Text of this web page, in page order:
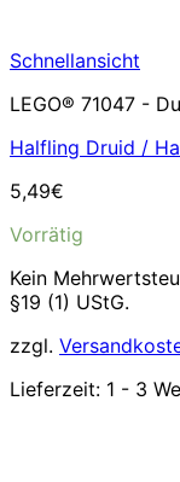
Schnellansicht
LEGO® 71047 -
Halfling Druid /
5,49€
Vorrätig
Kein
§19 (1) UStG.
zzgl.
Lieferzeit: 1 - 3